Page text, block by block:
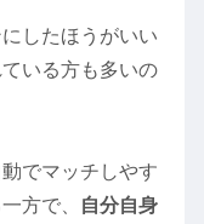
したほうがいい
いる方も多いの
でマッチしやす
方で、
自分自身